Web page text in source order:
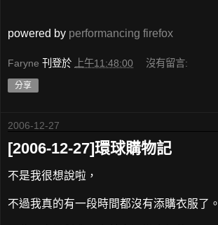
powered by performancing firefox
Faryne 刊登於 上午11:48:00 沒有留言:
分享
2006-12-27
[2006-12-27]環球購物記
不是我很想說啦，
不過我真的有一段時間都沒有添購衣服了。